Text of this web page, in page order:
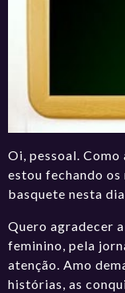
Oi, pessoal. Como
estou fechando
basquete nesta
Quero agradecer
feminino, pela
atenção. Amo
histórias, as